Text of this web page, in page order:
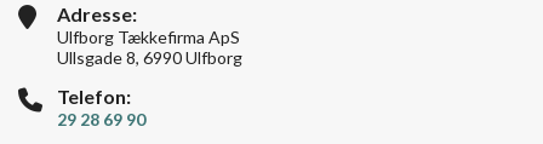
Adresse:
Ulfborg Tækkefirma ApS
Ullsgade 8, 6990 Ulfborg
Telefon:
29 28 69 90